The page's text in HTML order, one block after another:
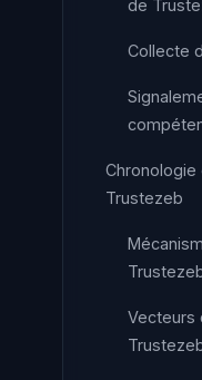
de
Collecte
Chronologie
Trustezeb
Vecteurs